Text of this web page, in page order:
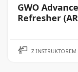
GWO
Refresher
WIĘCEJ
Z INSTRUKTOREM